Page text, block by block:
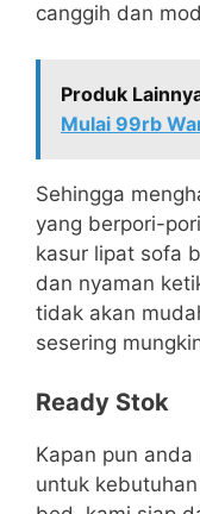
canggih dan
Produk
Mulai 99rb
Sehingga
yang berpori-
kasur lipat sofa
dan nyaman
tidak akan
sesering
Ready Stok
Kapan pun
untuk